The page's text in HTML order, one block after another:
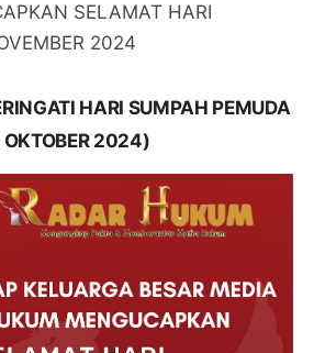
SELAMAT HARI
2024
HARI SUMPAH PEMUDA
2024)